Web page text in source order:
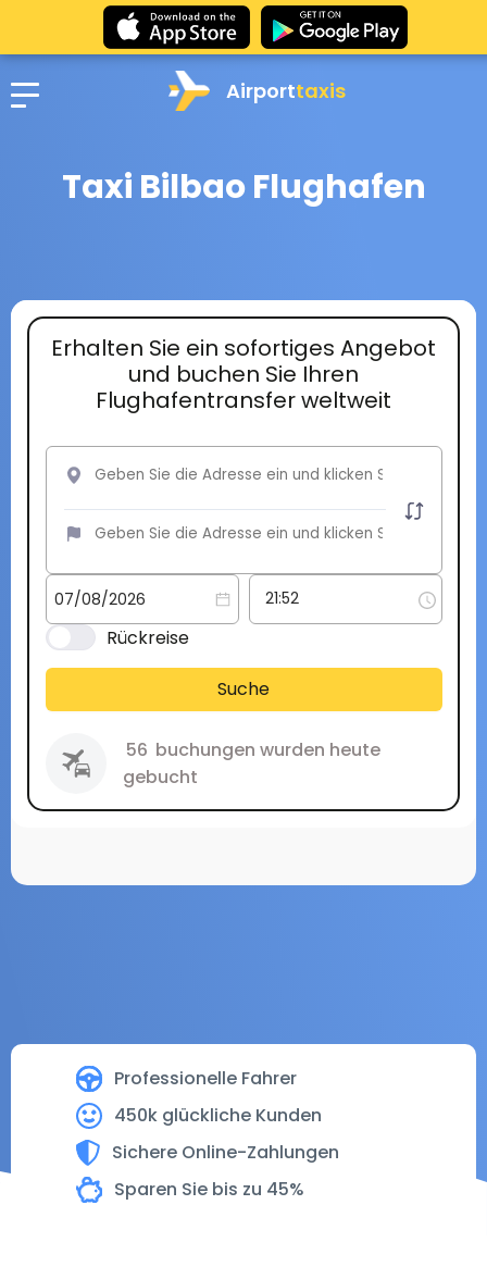
Airporttaxis
Taxi Bilbao Flughafen
Professionelle Fahrer
450k glückliche Kunden
Sichere Online-Zahlungen
Sparen Sie bis zu 45%
Erhalten Sie ein sofortiges Angebot
und buchen Sie Ihren
Flughafentransfer weltweit
Rückreise
Suche
56 buchungen wurden heute
gebucht